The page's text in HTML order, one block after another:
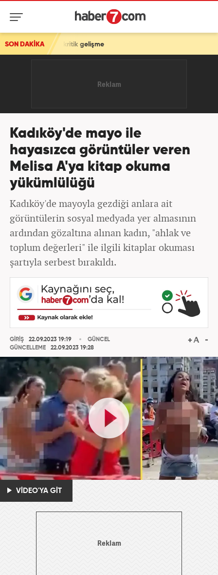
SON DAKİKA
kritik gelişme
Kadıköy'de mayo ile
hayasızca görüntüler veren
Melisa A'ya kitap okuma
yükümlülüğü
Kadıköy'de mayoyla gezdiği anlara ait
görüntülerin sosyal medyada yer almasının
ardından gözaltına alınan kadın, "ahlak ve
toplum değerleri" ile ilgili kitaplar okuması
şartıyla serbest bırakıldı.
GİRİŞ
22.09.2023 19:19
GÜNCELLEME
22.09.2023 19:28
GÜNCEL
VİDEO'YA GİT